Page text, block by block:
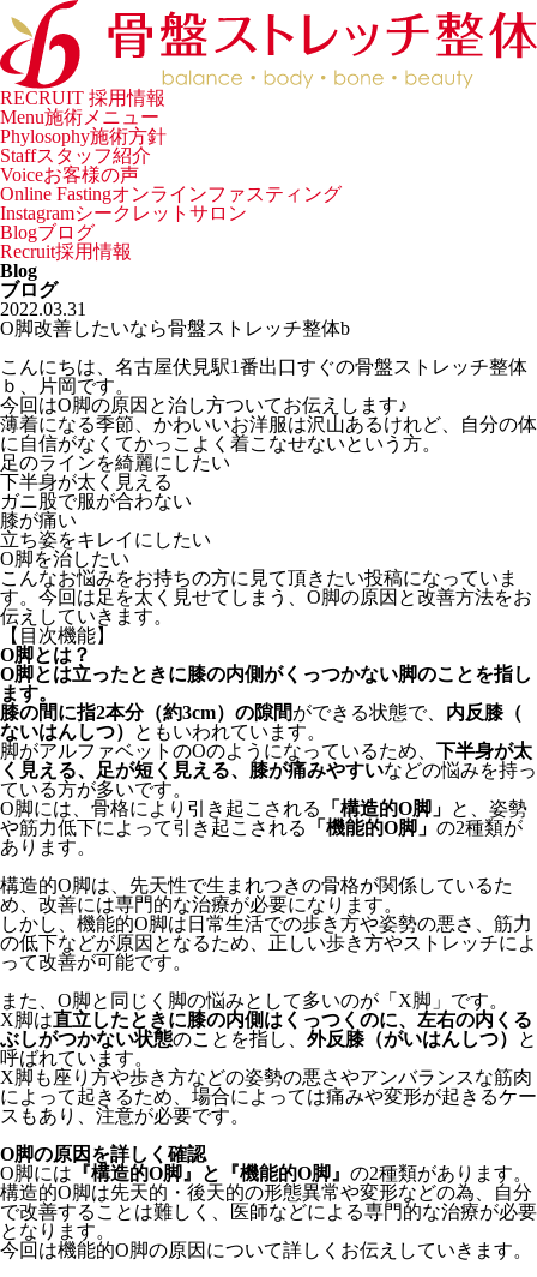
RECRUIT 採用情報
Menu施術メニュー
Phylosophy施術方針
Staffスタッフ紹介
Voiceお客様の声
Online Fastingオンラインファスティング
Instagramシークレットサロン
Blogブログ
Recruit採用情報
Blog
ブログ
2022.03.31
O脚改善したいなら骨盤ストレッチ整体b
こんにちは、名古屋伏見駅1番出口すぐの骨盤ストレッチ整体
ｂ、片岡です。
今回はO脚の原因と治し方ついてお伝えします♪
薄着になる季節、かわいいお洋服は沢山あるけれど、
自分の体
に自信がなくてかっこよく着こなせないという方。
足のラインを綺麗にしたい
下半身が太く見える
ガニ股で服が合わない
膝が痛い
立ち姿をキレイにしたい
O脚を治したい
こんなお悩みをお持ちの方に見て頂きたい投稿になっていま
す。今回は足を太く見せてしまう、O脚の原因と改善方法をお
伝えしていきます。
【目次機能】
O脚とは？
O脚とは立ったときに膝の内側がくっつかない脚のことを指し
ます。
膝の間に指2本分（約3cm）の隙間ができる状態で、 内反膝（
ないはんしつ）
ともいわれています。
脚がアルファベットのOのようになっているため、 下半身が太
く見える、足が短く見える、 膝が痛みやすいなどの悩みを持っ
ている方が多いです。
O脚には、骨格により引き起こされる
「構造的O脚」 と、 姿勢
や筋力低下によって引き起こされる
「機能的O脚」 の2種類が
あります。
構造的O脚は、先天性で生まれつきの骨格が関係しているた
め、 改善には専門的な治療が必要になります。
しかし、機能的O脚は日常生活での歩き方や姿勢の悪さ、 筋力
の低下などが原因となるため、 正しい歩き方やストレッチによ
って改善が可能です。
また、O脚と同じく脚の悩みとして多いのが「X脚」です。
X脚は直立したときに膝の内側はくっつくのに、 左右の内くる
ぶしがつかない状態のことを指し、 外反膝（がいはんしつ）
と
呼ばれています。
X脚も座り方や歩き方などの姿勢の悪さやアンバランスな筋肉
によ って起きるため、 場合によっては痛みや変形が起きるケー
スもあり、 注意が必要です。
O脚の原因を詳しく確認
O脚には 『構造的O脚』と『機能的O脚』 の2種類があります。
構造的O脚は先天的・後天的の形態異常や変形などの為、
自分
で改善することは難しく、
医師などによる専門的な治療が必要
となります。
今回は機能的O脚の原因について詳しくお伝えしていきます。